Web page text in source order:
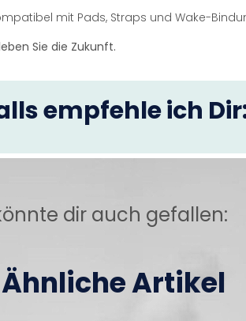
mit Pads, Straps und Wake-
Sie die Zukunft.
empfehle ich
dir auch gefallen:
Ähnliche Artikel